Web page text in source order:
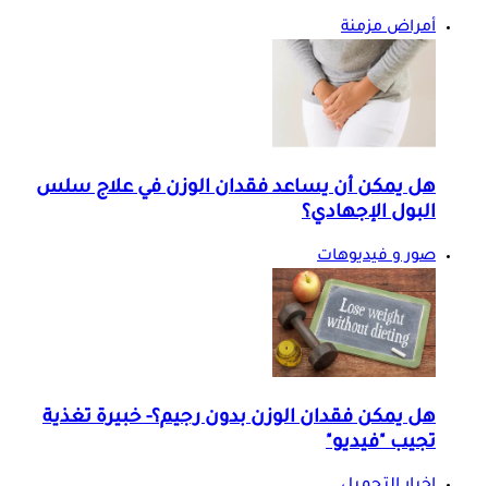
أمراض مزمنة
هل يمكن أن يساعد فقدان الوزن في علاج سلس
البول الإجهادي؟
صور و فيديوهات
هل يمكن فقدان الوزن بدون رجيم؟- خبيرة تغذية
تجيب "فيديو"